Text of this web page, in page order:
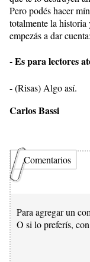
Pero podés hacer
totalmente la historia
empezás a dar cuenta:
- Es para lectores
- (Risas) Algo así.
Carlos Bassi
Comentarios
Para agregar un
O si lo preferís, con